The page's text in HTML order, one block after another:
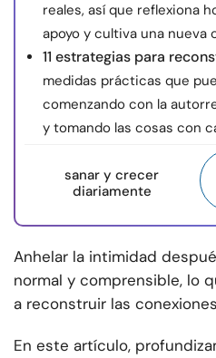
reales, así que reflexiona
apoyo y cultiva una nueva
11 estrategias para
medidas prácticas que
comenzando con la
y tomando las cosas con
sanar y crecer
diariamente
Anhelar la intimidad
normal y comprensible, lo
a reconstruir las
En este artículo,